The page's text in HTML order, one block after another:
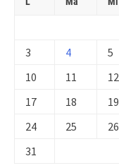
3
4 5
10
11 12
17
18 19
24
25 26
31